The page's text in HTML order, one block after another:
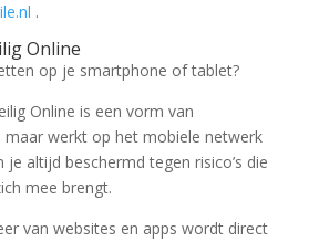
.
Online
op je smartphone of tablet?
Online is een vorm van
werkt op het mobiele netwerk
je altijd beschermd tegen risico’s die
mee brengt.
van websites en apps wordt direct